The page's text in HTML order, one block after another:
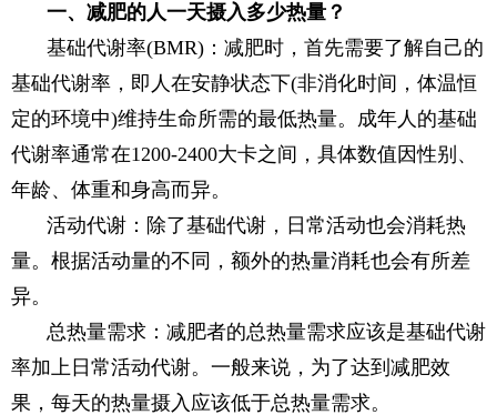
一、减肥的人一天摄入多少热量？
基础代谢率(BMR)：减肥时，首先需要了解自己的
基础代谢率，即人在安静状态下(非消化时间，体温恒
定的环境中)维持生命所需的最低热量。成年人的基础
代谢率通常在1200-2400大卡之间，具体数值因性别、
年龄、体重和身高而异。
活动代谢：除了基础代谢，日常活动也会消耗热
量。根据活动量的不同，额外的热量消耗也会有所差
异。
总热量需求：减肥者的总热量需求应该是基础代谢
率加上日常活动代谢。一般来说，为了达到减肥效
果，每天的热量摄入应该低于总热量需求。